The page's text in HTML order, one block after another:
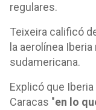
regulares.
Teixeira calificó
la aerolínea
sudamericana.
Explicó que
Caracas "en lo